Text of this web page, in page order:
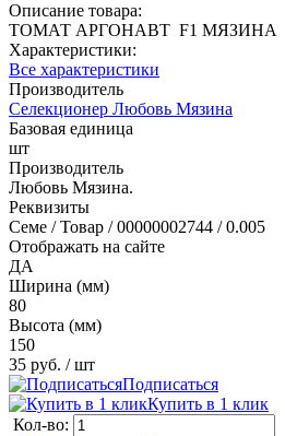
Описание товара:
ТОМАТ АРГОНАВТ F1 МЯЗИНА
Характеристики:
Все характеристики
Производитель
Селекционер Любовь Мязина
Базовая единица
шт
Производитель
Любовь Мязина.
Реквизиты
Семе / Товар / 00000002744 / 0.005
Отображать на сайте
ДА
Ширина (мм)
80
Высота (мм)
150
35 руб. / шт
Подписаться
Купить в 1 клик
Кол-во: